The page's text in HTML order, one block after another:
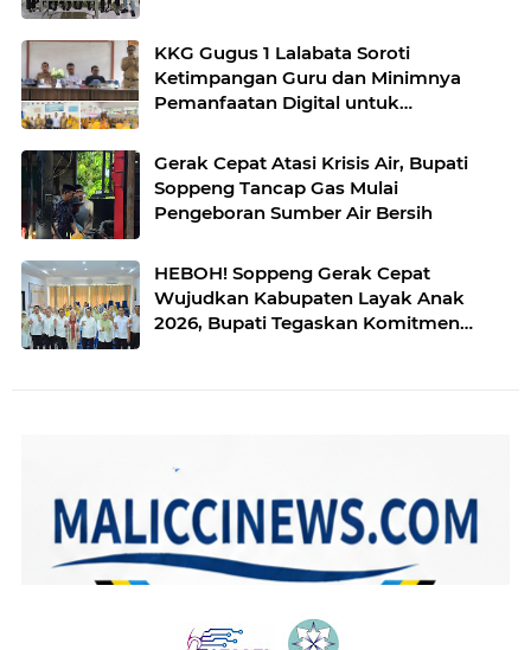
KKG Gugus 1 Lalabata Soroti
Ketimpangan Guru dan Minimnya
Pemanfaatan Digital untuk
Gerak Cepat Atasi Krisis Air, Bupati
Soppeng Tancap Gas Mulai
Pengeboran Sumber Air Bersih
HEBOH! Soppeng Gerak Cepat
Wujudkan Kabupaten Layak Anak
2026, Bupati Tegaskan Komitmen